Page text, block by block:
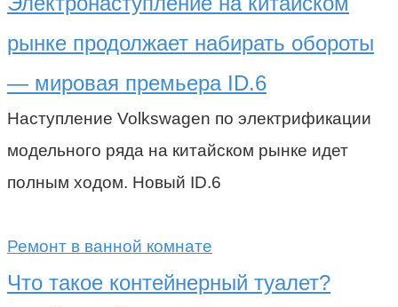
рынке продолжает набирать обороты
— мировая премьера ID.6
Наступление Volkswagen по электрификации
модельного ряда на китайском рынке идет
полным ходом. Новый ID.6
Ремонт в ванной комнате
Что такое контейнерный туалет?